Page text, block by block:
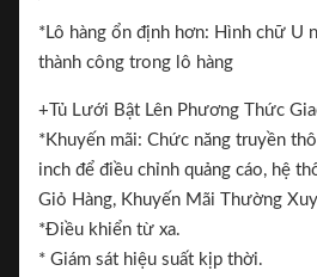
*Lô hàng ổn định hơn: Hình chữ U
thành công trong lô hàng
+Tủ Lưới Bật Lên Phương Thức
*Khuyến mãi: Chức năng truyền
inch để điều chỉnh quảng cáo, hệ
Giỏ Hàng, Khuyến Mãi Thường
*Điều khiển từ xa.
* Giám sát hiệu suất kịp thời.